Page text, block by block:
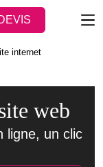
internet
web
ligne, un clic